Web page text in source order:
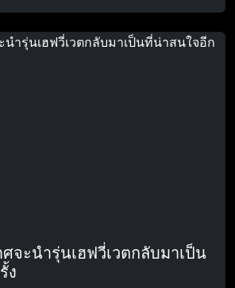
ศจะนำรุ่นเฮฟวี่เวตกลับมาเป็น
ง